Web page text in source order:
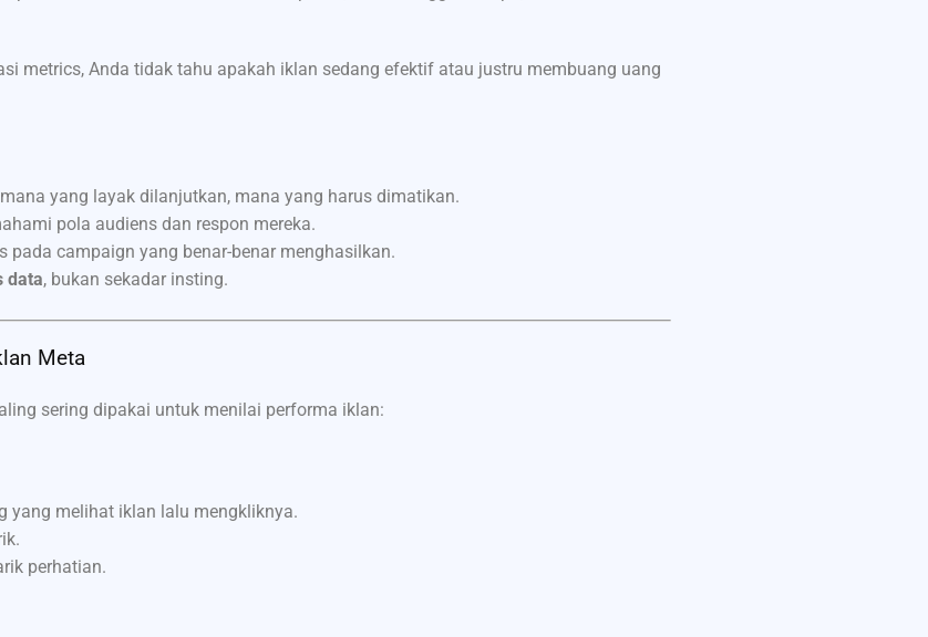
metrics, Anda tidak tahu apakah iklan sedang efektif atau justru membuang uang
yang layak dilanjutkan, mana yang harus dimatikan.
pola audiens dan respon mereka.
pada campaign yang benar-benar menghasilkan.
data, bukan sekadar insting.
Meta
sering dipakai untuk menilai performa iklan:
yang melihat iklan lalu mengkliknya.
perhatian.